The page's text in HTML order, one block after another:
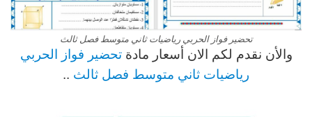
تحضير فواز الحربي رياضيات ثاني متوسط فصل ثالث
والأن نقدم لكم الان أسعار مادة تحضير فواز الحربي
رياضيات ثاني متوسط فصل ثالث ..